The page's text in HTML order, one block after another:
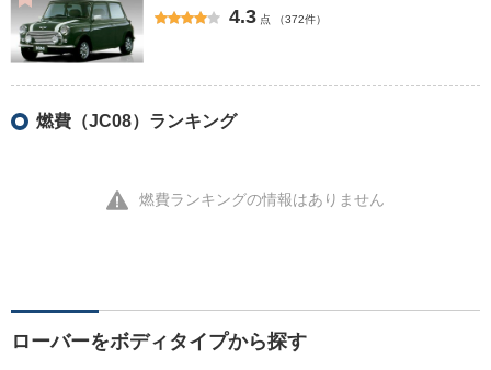
4.3 点 （372件）
燃費（JC08）ランキング
燃費ランキングの情報はありません
ローバーをボディタイプから探す